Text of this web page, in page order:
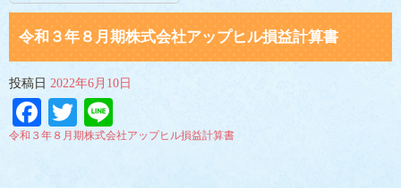
令和３年８月期株式会社アップヒル損益計算書
投稿日 2022年6月10日
Facebook
Twitter
令和３年８月期株式会社アップヒル損益計算書